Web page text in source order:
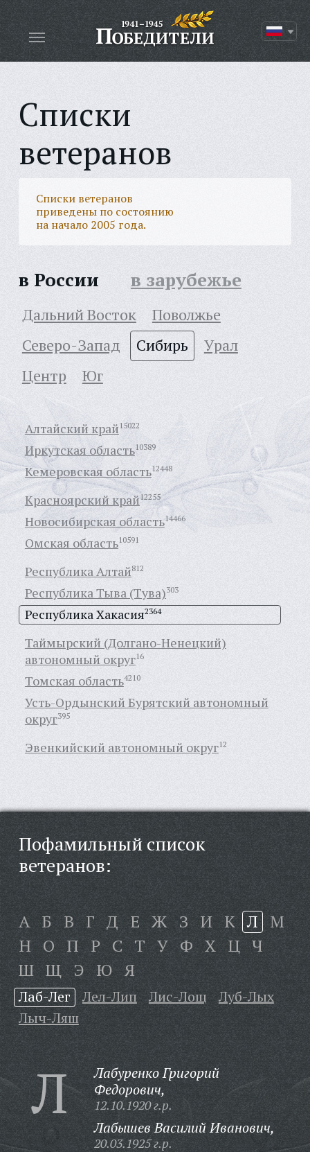
Списки
ветеранов
Списки ветеранов
приведены по состоянию
на начало 2005 года.
в России в зарубежье
Дальний Восток
Поволжье
Северо-Запад
Сибирь
Урал
Центр
Юг
Алтайский край15022
Иркутская область10389
Кемеровская область12448
Красноярский край12255
Новосибирская область14466
Омская область10591
Республика Алтай812
Республика Тыва (Тува)303
Республика Хакасия2364
Таймырский (Долгано-Ненецкий)
автономный округ16
Томская область4210
Усть-Ордынский Бурятский автономный
округ395
Эвенкийский автономный округ12
Пофамильный список
ветеранов:
А Б В Г Д Е Ж З И К Л М
Н О П Р С Т У Ф Х Ц Ч
Ш Щ Э Ю Я
Лаб-Лег Лел-Лип Лис-Лощ
Луб-Лых
Лыч-Ляш
Л
Лабуренко Григорий
Федорович,
12.10.1920 г.р.
Лабышев Василий Иванович,
20.03.1925 г.р.